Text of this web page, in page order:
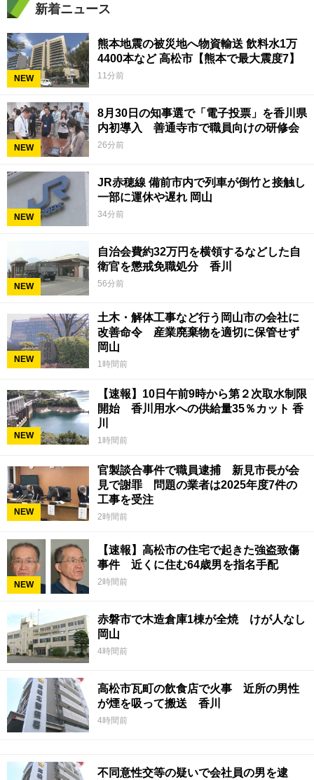
新着ニュース
NEW
熊本地震の被災地へ物資輸送 飲料水1万
4400本など 高松市【熊本で最大震度7】
11分前
NEW
8月30日の知事選で「電子投票」を香川県
内初導入 善通寺市で職員向けの研修会
26分前
NEW
JR赤穂線 備前市内で列車が倒竹と接触し
一部に運休や遅れ 岡山
34分前
NEW
自治会費約32万円を横領するなどした自
衛官を懲戒免職処分 香川
56分前
NEW
土木・解体工事など行う岡山市の会社に
改善命令 産業廃棄物を適切に保管せず
岡山
1時間前
NEW
【速報】10日午前9時から第２次取水制限
開始 香川用水への供給量35％カット 香
川
1時間前
NEW
官製談合事件で職員逮捕 新見市長が会
見で謝罪 問題の業者は2025年度7件の
工事を受注
2時間前
NEW
【速報】高松市の住宅で起きた強盗致傷
事件 近くに住む64歳男を指名手配
2時間前
赤磐市で木造倉庫1棟が全焼 けが人なし
岡山
4時間前
高松市瓦町の飲食店で火事 近所の男性
が煙を吸って搬送 香川
4時間前
不同意性交等の疑いで会社員の男を逮